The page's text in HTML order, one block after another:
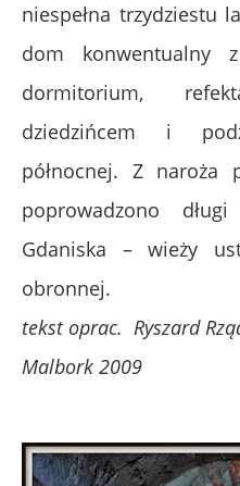
niespełna trzydziestu
dom konwentualny
dormitorium,
dziedzińcem i
północnej. Z naroża
poprowadzono
Gdaniska – wieży
obronnej.
tekst oprac. Ryszard
Malbork 2009